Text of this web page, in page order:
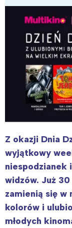
Z okazji Dnia
wyjątkowy
niespodzianek
widzów. Już 30
zamienią się w
kolorów i
młodych